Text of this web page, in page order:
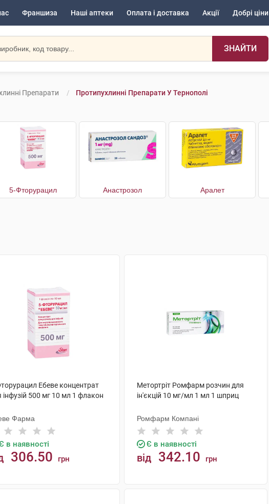
Франшиза Наші аптеки Оплата і доставка Акції Добрі ціни
ЗНАЙТИ
Препарати Протипухлинні Препарати У Тернополі
5-Фторурацил Анастрозол Аралет
Ебеве концентрат
інфузій 500 мг 10 мл 1 флакон
Фарма
в наявності
306.50 грн
Метортріт Ромфарм розчин для
ін'єкцій 10 мг/мл 1 мл 1 шприц
Ромфарм Компані
Є в наявності
від 342.10 грн